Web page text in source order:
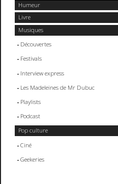
Humeur
Livre
Musiques
Découvertes
Festivals
Interview express
Les Madeleines de Mr Dubuc
Playlists
Podcast
Pop culture
Ciné
Geekeries